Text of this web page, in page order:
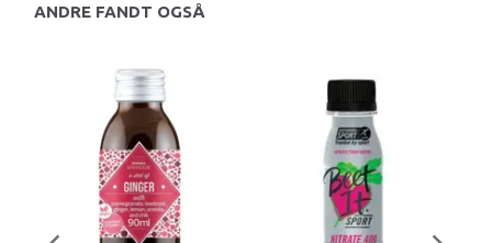
ANDRE FANDT OGSÅ